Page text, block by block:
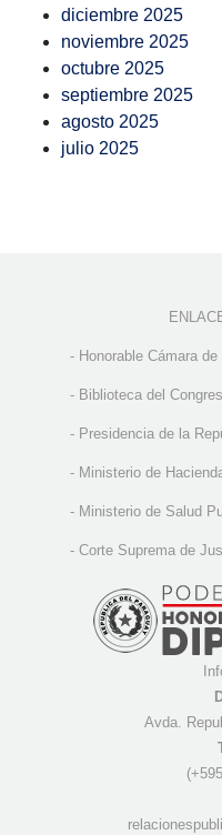
diciembre 2025
noviembre 2025
octubre 2025
septiembre 2025
agosto 2025
julio 2025
- Honorable Cámara
- Biblioteca del
- Presidencia de la
- Ministerio de
- Ministerio de Salud
- Corte Suprema de
Avda.
r